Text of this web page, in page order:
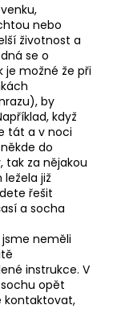
nebo
životnost a
se o
možné že při
by
když
tát a v noci
do
tak za nějakou
již
řešit
a socha
neměli
instrukce. V
opět
kontaktovat,